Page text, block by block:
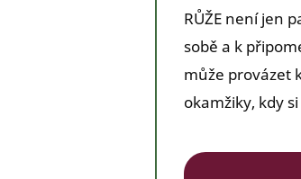
RŮŽE není jen
sobě a k
může provázet
okamžiky, kdy